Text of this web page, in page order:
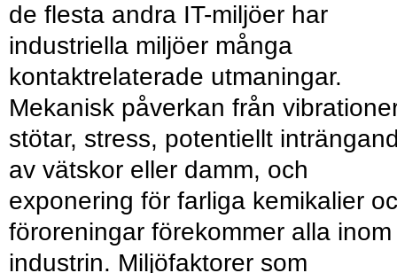
de flesta andra IT-miljöer har
industriella miljöer många
kontaktrelaterade utmaningar.
Mekanisk påverkan från
stötar, stress, potentiellt
av vätskor eller damm, och
exponering för farliga kemikalier
föroreningar förekommer alla inom
industrin. Miljöfaktorer som